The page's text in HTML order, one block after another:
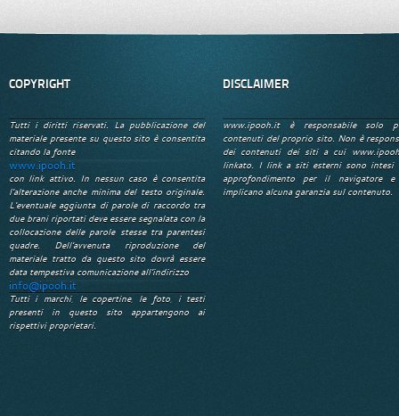
COPYRIGHT
Tutti i diritti riservati. La pubblicazione del
materiale presente su questo sito è consentita
citando la fonte
www.ipooh.it
con link attivo. In nessun caso è consentita
l'alterazione anche minima del testo originale.
L'eventuale aggiunta di parole di raccordo tra
due brani riportati deve essere segnalata con la
collocazione delle parole stesse tra parentesi
quadre. Dell'avvenuta riproduzione del
materiale tratto da questo sito dovrà essere
data tempestiva comunicazione all'indirizzo
info@ipooh.it
Tutti i marchi, le copertine, le foto, i testi
presenti in questo sito appartengono ai
rispettivi proprietari.
DISCLAIMER
www.ipooh.it è responsabile solo
contenuti del proprio sito. Non è
dei contenuti dei siti a cui
linkato. I link a siti esterni sono intesi
approfondimento per il navigatore
implicano alcuna garanzia sul contenuto.